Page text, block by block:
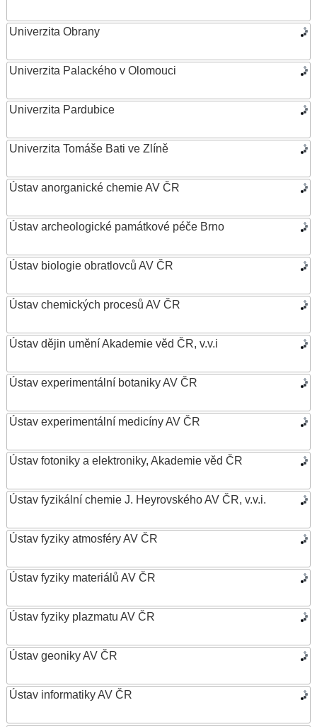
Univerzita Obrany
Univerzita Palackého v Olomouci
Univerzita Pardubice
Univerzita Tomáše Bati ve Zlíně
Ústav anorganické chemie AV ČR
Ústav archeologické památkové péče Brno
Ústav biologie obratlovců AV ČR
Ústav chemických procesů AV ČR
Ústav dějin umění Akademie věd ČR, v.v.i
Ústav experimentální botaniky AV ČR
Ústav experimentální medicíny AV ČR
Ústav fotoniky a elektroniky, Akademie věd ČR
Ústav fyzikální chemie J. Heyrovského AV ČR, v.v.i.
Ústav fyziky atmosféry AV ČR
Ústav fyziky materiálů AV ČR
Ústav fyziky plazmatu AV ČR
Ústav geoniky AV ČR
Ústav informatiky AV ČR